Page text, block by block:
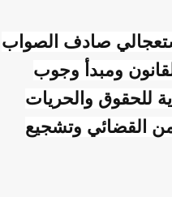
صادف الصواب
ومبدأ وجوب
للحقوق والحريات
القضائي وتشجيع